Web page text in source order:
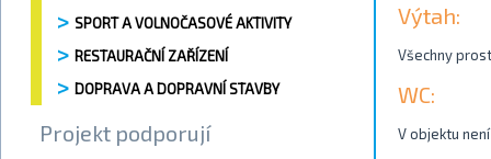
SPORT A VOLNOČASOVÉ AKTIVITY
RESTAURAČNÍ ZAŘÍZENÍ
DOPRAVA A DOPRAVNÍ STAVBY
Projekt podporují
Výtah:
Všechny
WC:
V objektu